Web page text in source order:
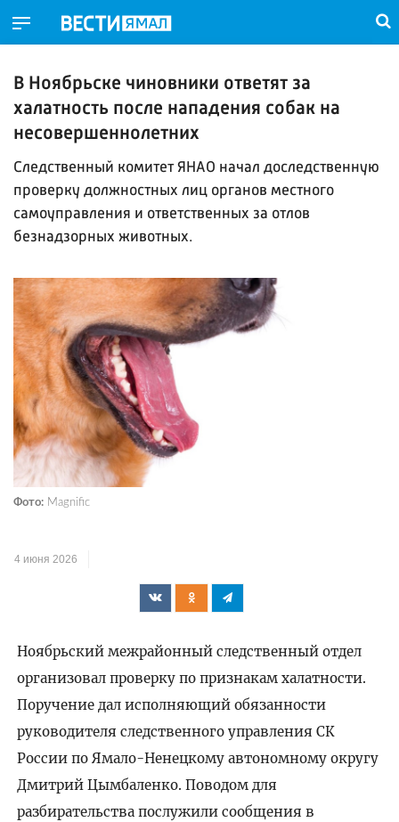
В Ноябрьске чиновники ответят за
халатность после нападения собак на
несовершеннолетних
Следственный комитет ЯНАО начал доследственную
проверку должностных лиц органов местного
самоуправления и ответственных за отлов
безнадзорных животных.
Фото: Magnific
4 июня 2026
Ноябрьский межрайонный следственный отдел
организовал проверку по признакам халатности.
Поручение дал исполняющий обязанности
руководителя следственного управления СК
России по Ямало-Ненецкому автономному округу
Дмитрий Цымбаленко. Поводом для
разбирательства послужили сообщения в